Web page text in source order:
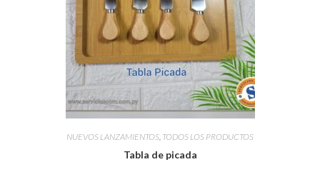
NUEVOS LANZAMIENTOS TODOS LOS PRODUCTOS
Tabla de picada